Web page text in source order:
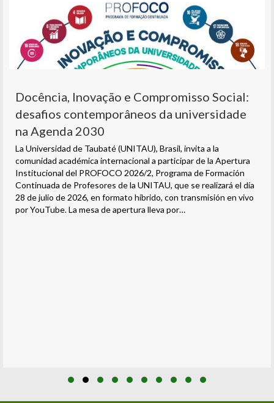
Docência, Inovação e Compromisso Social:
desafios contemporâneos da universidade
na Agenda 2030
La Universidad de Taubaté (UNITAU), Brasil, invita a la
comunidad académica internacional a participar de la Apertura
Institucional del PROFOCO 2026/2, Programa de Formación
Continuada de Profesores de la UNITAU, que se realizará el día
28 de julio de 2026, en formato híbrido, con transmisión en vivo
por YouTube. La mesa de apertura lleva por…